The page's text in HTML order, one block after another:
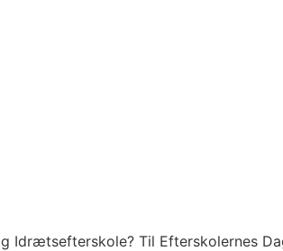
Idrætsefterskole? Til Efterskolernes